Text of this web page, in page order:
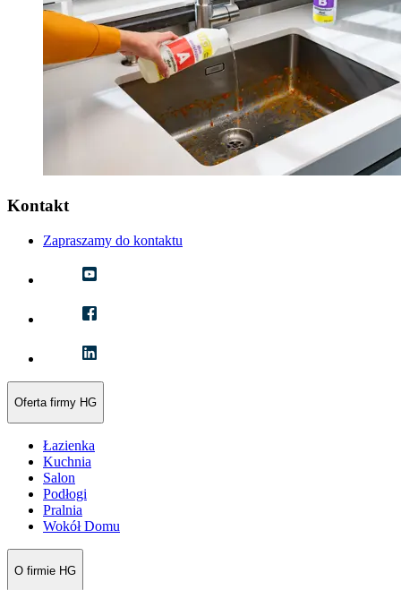
Kontakt
Zapraszamy do kontaktu
Oferta firmy HG
Łazienka
Kuchnia
Salon
Podłogi
Pralnia
Wokół Domu
O firmie HG